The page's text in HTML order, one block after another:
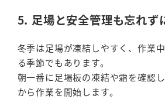
5. 足場と安全管理も忘れず
冬季は足場が凍結しやすく、作業
る季節でもあります。
朝一番に足場板の凍結や霜を確認
から作業を開始します。